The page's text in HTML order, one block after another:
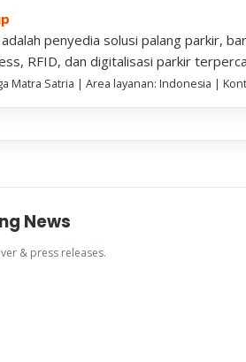
adalah penyedia solusi palang parkir,
RFID, dan digitalisasi parkir
Matra Satria | Area layanan: Indonesia |
News
& press releases.